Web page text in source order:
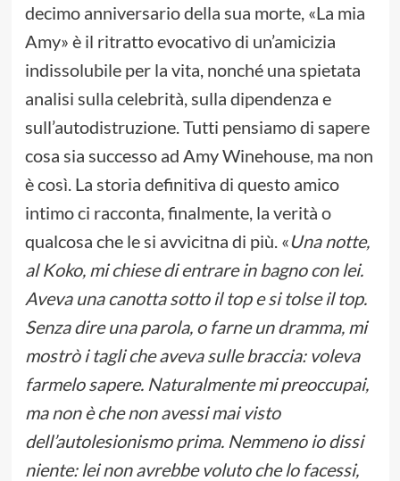
decimo anniversario della sua morte, «La mia
Amy» è il ritratto evocativo di un’amicizia
indissolubile per la vita, nonché una spietata
analisi sulla celebrità, sulla dipendenza e
sull’autodistruzione. Tutti pensiamo di sapere
cosa sia successo ad Amy Winehouse, ma non
è così. La storia definitiva di questo amico
intimo ci racconta, finalmente, la verità o
qualcosa che le si avvicitna di più. «Una notte,
al Koko, mi chiese di entrare in bagno con lei.
Aveva una canotta sotto il top e si tolse il top.
Senza dire una parola, o farne un dramma, mi
mostrò i tagli che aveva sulle braccia: voleva
farmelo sapere. Naturalmente mi preoccupai,
ma non è che non avessi mai visto
dell’autolesionismo prima. Nemmeno io dissi
niente: lei non avrebbe voluto che lo facessi,